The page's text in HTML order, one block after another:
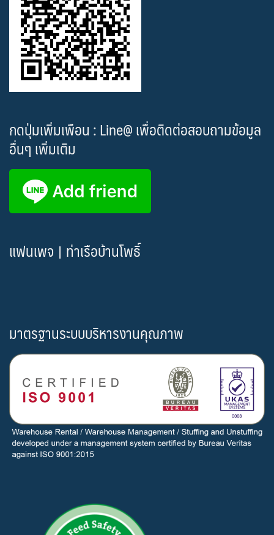
กดปุ่มเพิ่มเพือน : Line@ เพื่อติดต่อสอบถามข้อมูล
อื่นๆ เพิ่มเติม
แฟนเพจ | ท่าเรือบ้านโพธิ์
มาตรฐานระบบบริหารงานคุณภาพ